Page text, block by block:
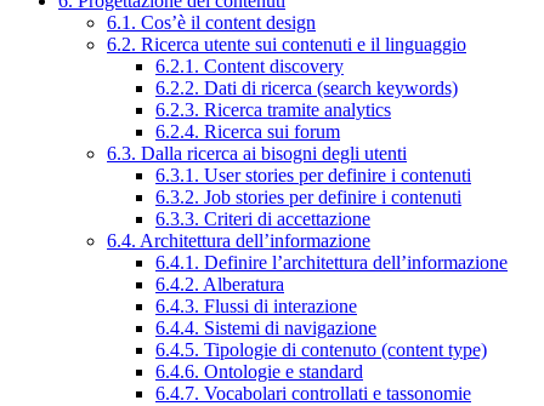
6.1. Cos’è il content design
6.2. Ricerca utente sui contenuti e il linguaggio
6.2.1. Content discovery
6.2.2. Dati di ricerca (search keywords)
6.2.3. Ricerca tramite analytics
6.2.4. Ricerca sui forum
6.3. Dalla ricerca ai bisogni degli utenti
6.3.1. User stories per definire i contenuti
6.3.2. Job stories per definire i contenuti
6.3.3. Criteri di accettazione
6.4. Architettura dell’informazione
6.4.1. Definire l’architettura dell’informazione
6.4.2. Alberatura
6.4.3. Flussi di interazione
6.4.4. Sistemi di navigazione
6.4.5. Tipologie di contenuto (content type)
6.4.6. Ontologie e standard
6.4.7. Vocabolari controllati e tassonomie